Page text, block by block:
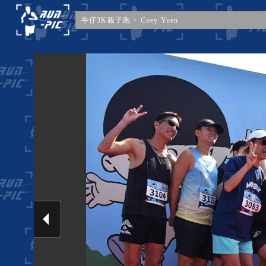
牛仔3K親子跑 > Coey Yuen